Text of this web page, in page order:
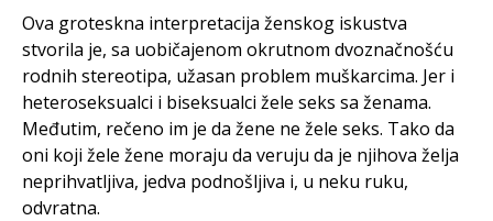
Ova groteskna interpretacija ženskog iskustva
stvorila je, sa uobičajenom okrutnom dvoznačnošću
rodnih stereotipa, užasan problem muškarcima. Jer i
heteroseksualci i biseksualci žele seks sa ženama.
Međutim, rečeno im je da žene ne žele seks. Tako da
oni koji žele žene moraju da veruju da je njihova želja
neprihvatljiva, jedva podnošljiva i, u neku ruku,
odvratna.